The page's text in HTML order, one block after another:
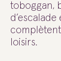
toboggan,
loisirs.